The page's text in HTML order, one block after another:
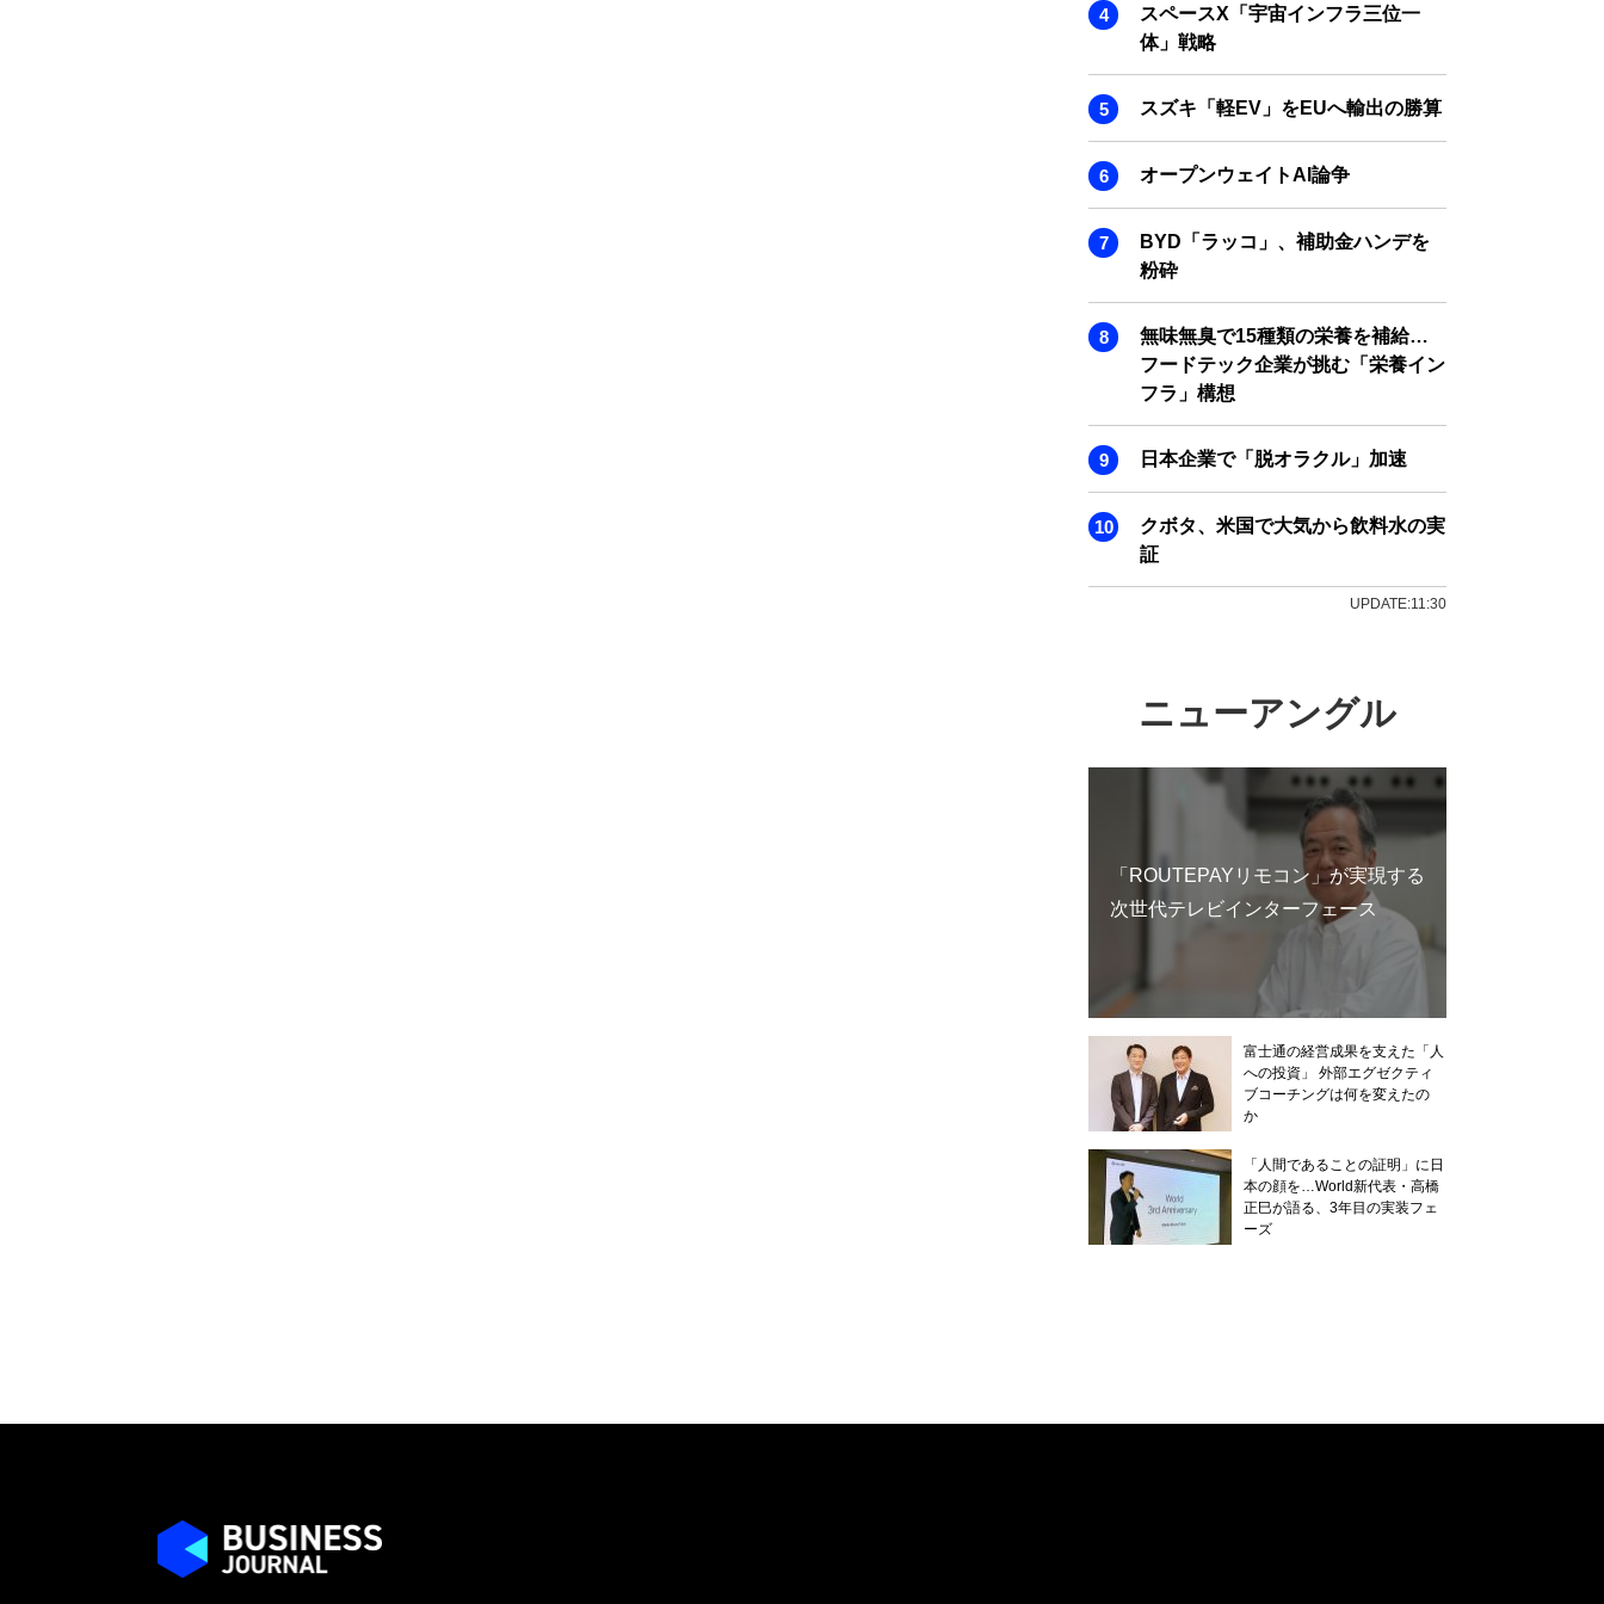
スペースX「宇宙インフラ三位一
体」戦略
スズキ「軽EV」をEUへ輸出の勝算
オープンウェイトAI論争
BYD「ラッコ」、補助金ハンデを
粉砕
無味無臭で15種類の栄養を補給…
フードテック企業が挑む「栄養イン
フラ」構想
日本企業で「脱オラクル」加速
クボタ、米国で大気から飲料水の実
証
UPDATE:11:30
ニューアングル
「ROUTEPAYリモコン」が実現する
次世代テレビインターフェース
富士通の経営成果を支えた「人
への投資」 外部エグゼクティ
ブコーチングは何を変えたの
か
「人間であることの証明」に日
本の顔を…World新代表・高橋
正巳が語る、3年目の実装フェ
ーズ
SMART MARKETING JOURNAL
BPaaS JOURNAL
ADOPTABLE DOG JOURNAL